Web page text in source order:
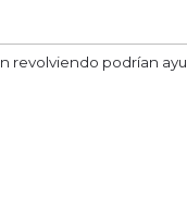
revolviendo podrían